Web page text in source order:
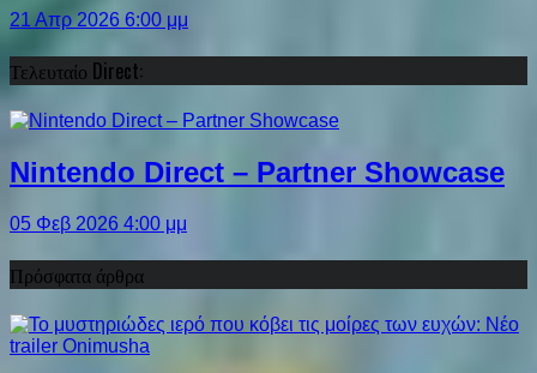
21 Απρ 2026 6:00 μμ
Τελευταίο Direct:
Nintendo Direct – Partner Showcase
05 Φεβ 2026 4:00 μμ
Πρόσφατα άρθρα